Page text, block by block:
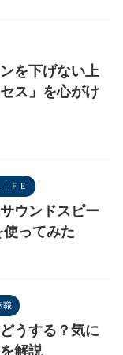
を下げない上
ス」を心がけ
ＩＦＥ
ウンドスピー
ってみた
職
うする？気に
解説